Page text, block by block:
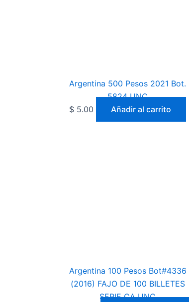
Argentina 500 Pesos 2021 Bot.
5824 UNC
$ 5.00 Añadir al carrito
Argentina 100 Pesos Bot#4336
(2016) FAJO DE 100 BILLETES
SERIE CA UNC